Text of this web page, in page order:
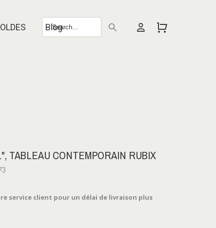
Blog
TABLEAU CONTEMPORAIN RUBIX
service client pour un délai de livraison plus